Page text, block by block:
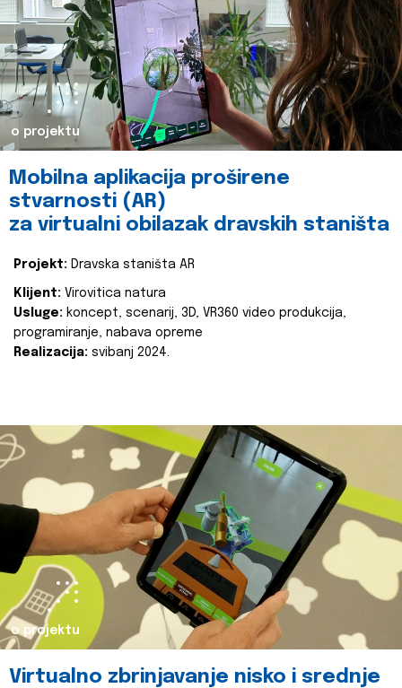
o projektu
Mobilna aplikacija proširene
stvarnosti (AR)
za virtualni obilazak dravskih staništa
Projekt: Dravska staništa AR
Klijent: Virovitica natura
Usluge: koncept, scenarij, 3D, VR360 video produkcija,
programiranje, nabava opreme
Realizacija: svibanj 2024.
o projektu
Virtualno zbrinjavanje nisko i srednje